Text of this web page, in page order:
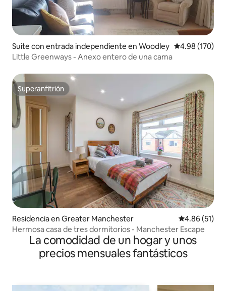
Suite con entrada independiente en Woodley Calificación
4.98 (170)
Little Greenways - Anexo entero de una cama
Superanfitrión
Superanfitrión
Residencia en Greater Manchester Calificación
4.86 (51)
Hermosa casa de tres dormitorios - Manchester Escape
La comodidad de un hogar y unos
precios mensuales fantásticos